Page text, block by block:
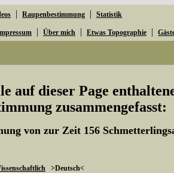
| Raupenbestimmung | Statistik
| Über mich | Etwas Topographie |
auf dieser Page
zusammengefasst:
von zur Zeit 156
>Deutsch<